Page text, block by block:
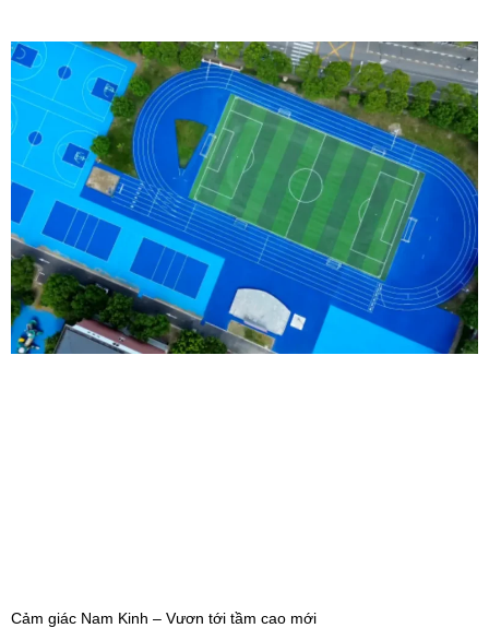
Cảm giác Nam Kinh – Vươn tới tầm cao mới